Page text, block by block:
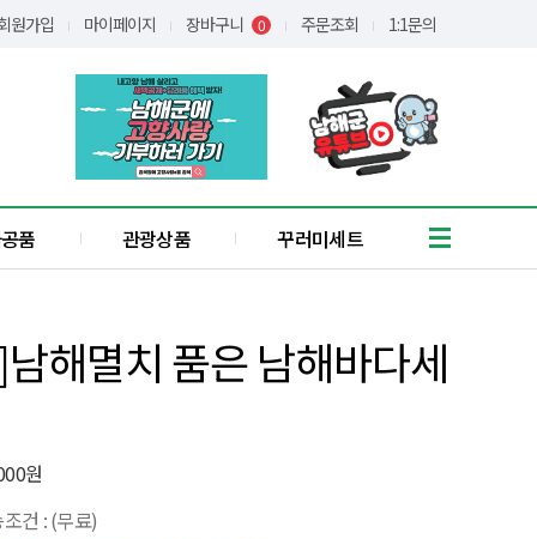
원가입 마이페이지 장바구니 0 주문조회 1:1문의
품
식품
간장
타
식
관광상품 꾸러미세트
해멸치 품은 남해바다세
원
건 : (무료)